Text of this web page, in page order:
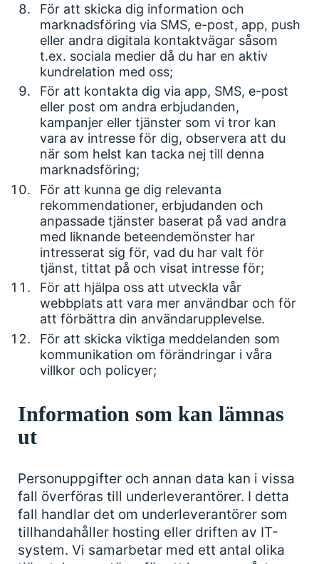
För att skicka dig information och
marknadsföring via SMS, e-post, app, push
eller andra digitala kontaktvägar såsom
t.ex. sociala medier då du har en aktiv
kundrelation med oss;
För att kontakta dig via app, SMS, e-post
eller post om andra erbjudanden,
kampanjer eller tjänster som vi tror kan
vara av intresse för dig, observera att du
när som helst kan tacka nej till denna
marknadsföring;
För att kunna ge dig relevanta
rekommendationer, erbjudanden och
anpassade tjänster baserat på vad andra
med liknande beteendemönster har
intresserat sig för, vad du har valt för
tjänst, tittat på och visat intresse för;
För att hjälpa oss att utveckla vår
webbplats att vara mer användbar och för
att förbättra din användarupplevelse.
För att skicka viktiga meddelanden som
kommunikation om förändringar i våra
villkor och policyer;
Information som kan lämnas
ut
Personuppgifter och annan data kan i vissa
fall överföras till underleverantörer. I detta
fall handlar det om underleverantörer som
tillhandahåller hosting eller driften av IT-
system. Vi samarbetar med ett antal olika